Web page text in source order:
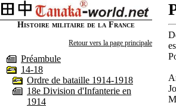
Histoire militaire de la France
Retour vers la page principale
Préambule
14-18
Ordre de bataille 1914-1918
18e Division d'Infanterie en
1914